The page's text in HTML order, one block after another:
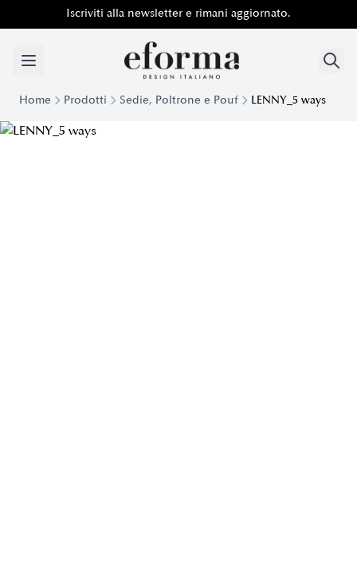
Iscriviti alla newsletter e rimani aggiornato.
Home Prodotti Sedie, Poltrone e Pouf LENNY_5 ways
Sedia da Ufficio Lenny 5 Ways | Eforma